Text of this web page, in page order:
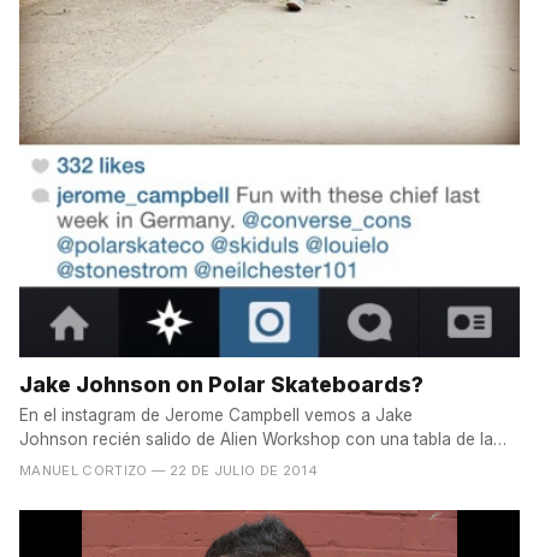
Jake Johnson on Polar Skateboards?
En el instagram de Jerome Campbell vemos a Jake
Johnson recién salido de Alien Workshop con una tabla de la
marca sueca...
MANUEL CORTIZO — 22 DE JULIO DE 2014